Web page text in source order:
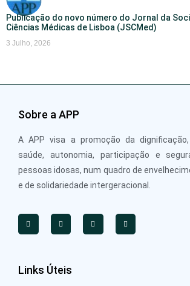
Publicação do novo número do Jornal da
Ciências Médicas de Lisboa (JSCMed)
3 Julho, 2026
Sobre a APP
A APP visa a promoção da
saúde, autonomia, participação e
pessoas idosas, num quadro de
e de solidariedade intergeracional.
Links Úteis